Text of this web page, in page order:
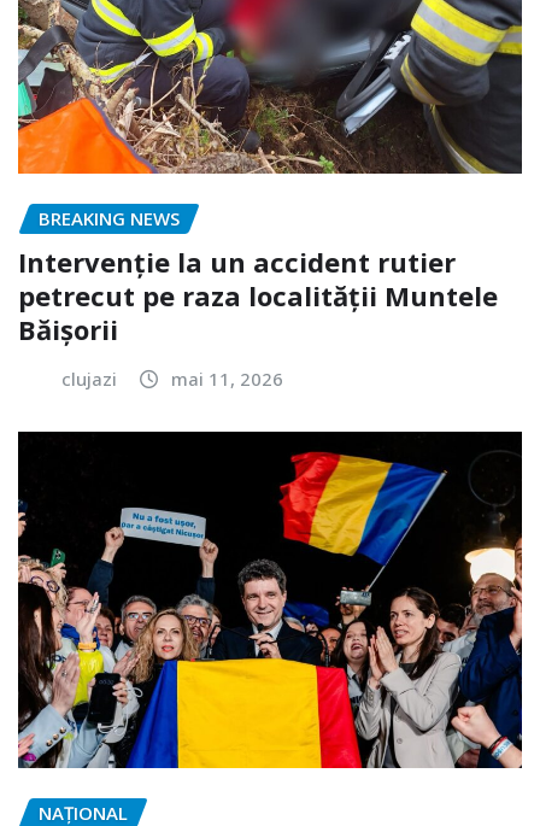
BREAKING NEWS
Intervenție la un accident rutier
petrecut pe raza localității Muntele
Băișorii
clujazi mai 11, 2026
NAŢIONAL